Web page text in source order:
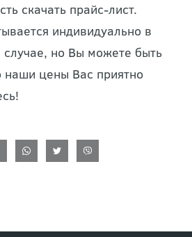
скачать прайс-лист.
индивидуально в
но Вы можете быть
наши цены Вас приятно